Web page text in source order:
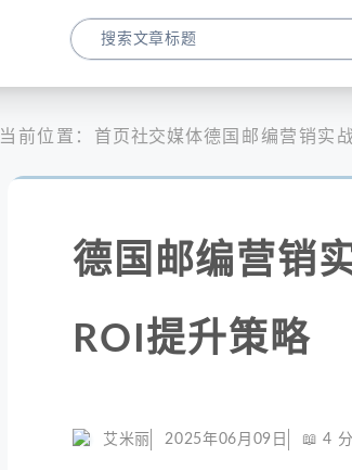
当前位置： 首页社交媒体德国邮编营销实
德国邮编营销
ROI提升策略
艾米丽 2025年06月09日 📖4